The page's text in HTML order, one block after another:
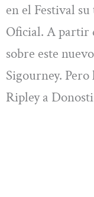
en el Festival
Oficial. A partir
sobre este
Sigourney.
Ripley a